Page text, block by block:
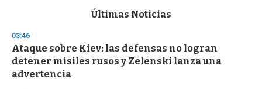
d
s
o
f
3
Últimas Noticias
03:46
Ataque sobre Kiev: las defensas no logran
detener misiles rusos y Zelenski lanza una
advertencia